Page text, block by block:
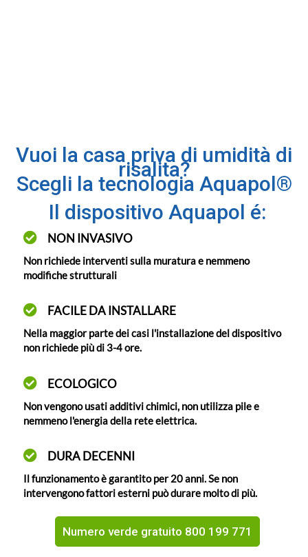
Vuoi la casa priva di umidità di
risalita?
Scegli la tecnologia Aquapol®
Il dispositivo Aquapol é:
NON INVASIVO
Non richiede interventi sulla muratura e nemmeno
modifiche strutturali
FACILE DA INSTALLARE
Nella maggior parte dei casi l'installazione del dispositivo
non richiede più di 3-4 ore.
ECOLOGICO
Non vengono usati additivi chimici, non utilizza pile e
nemmeno l'energia della rete elettrica.
DURA DECENNI
Il funzionamento è garantito per 20 anni. Se non
intervengono fattori esterni può durare molto di più.
Numero verde gratuito 800 199 771